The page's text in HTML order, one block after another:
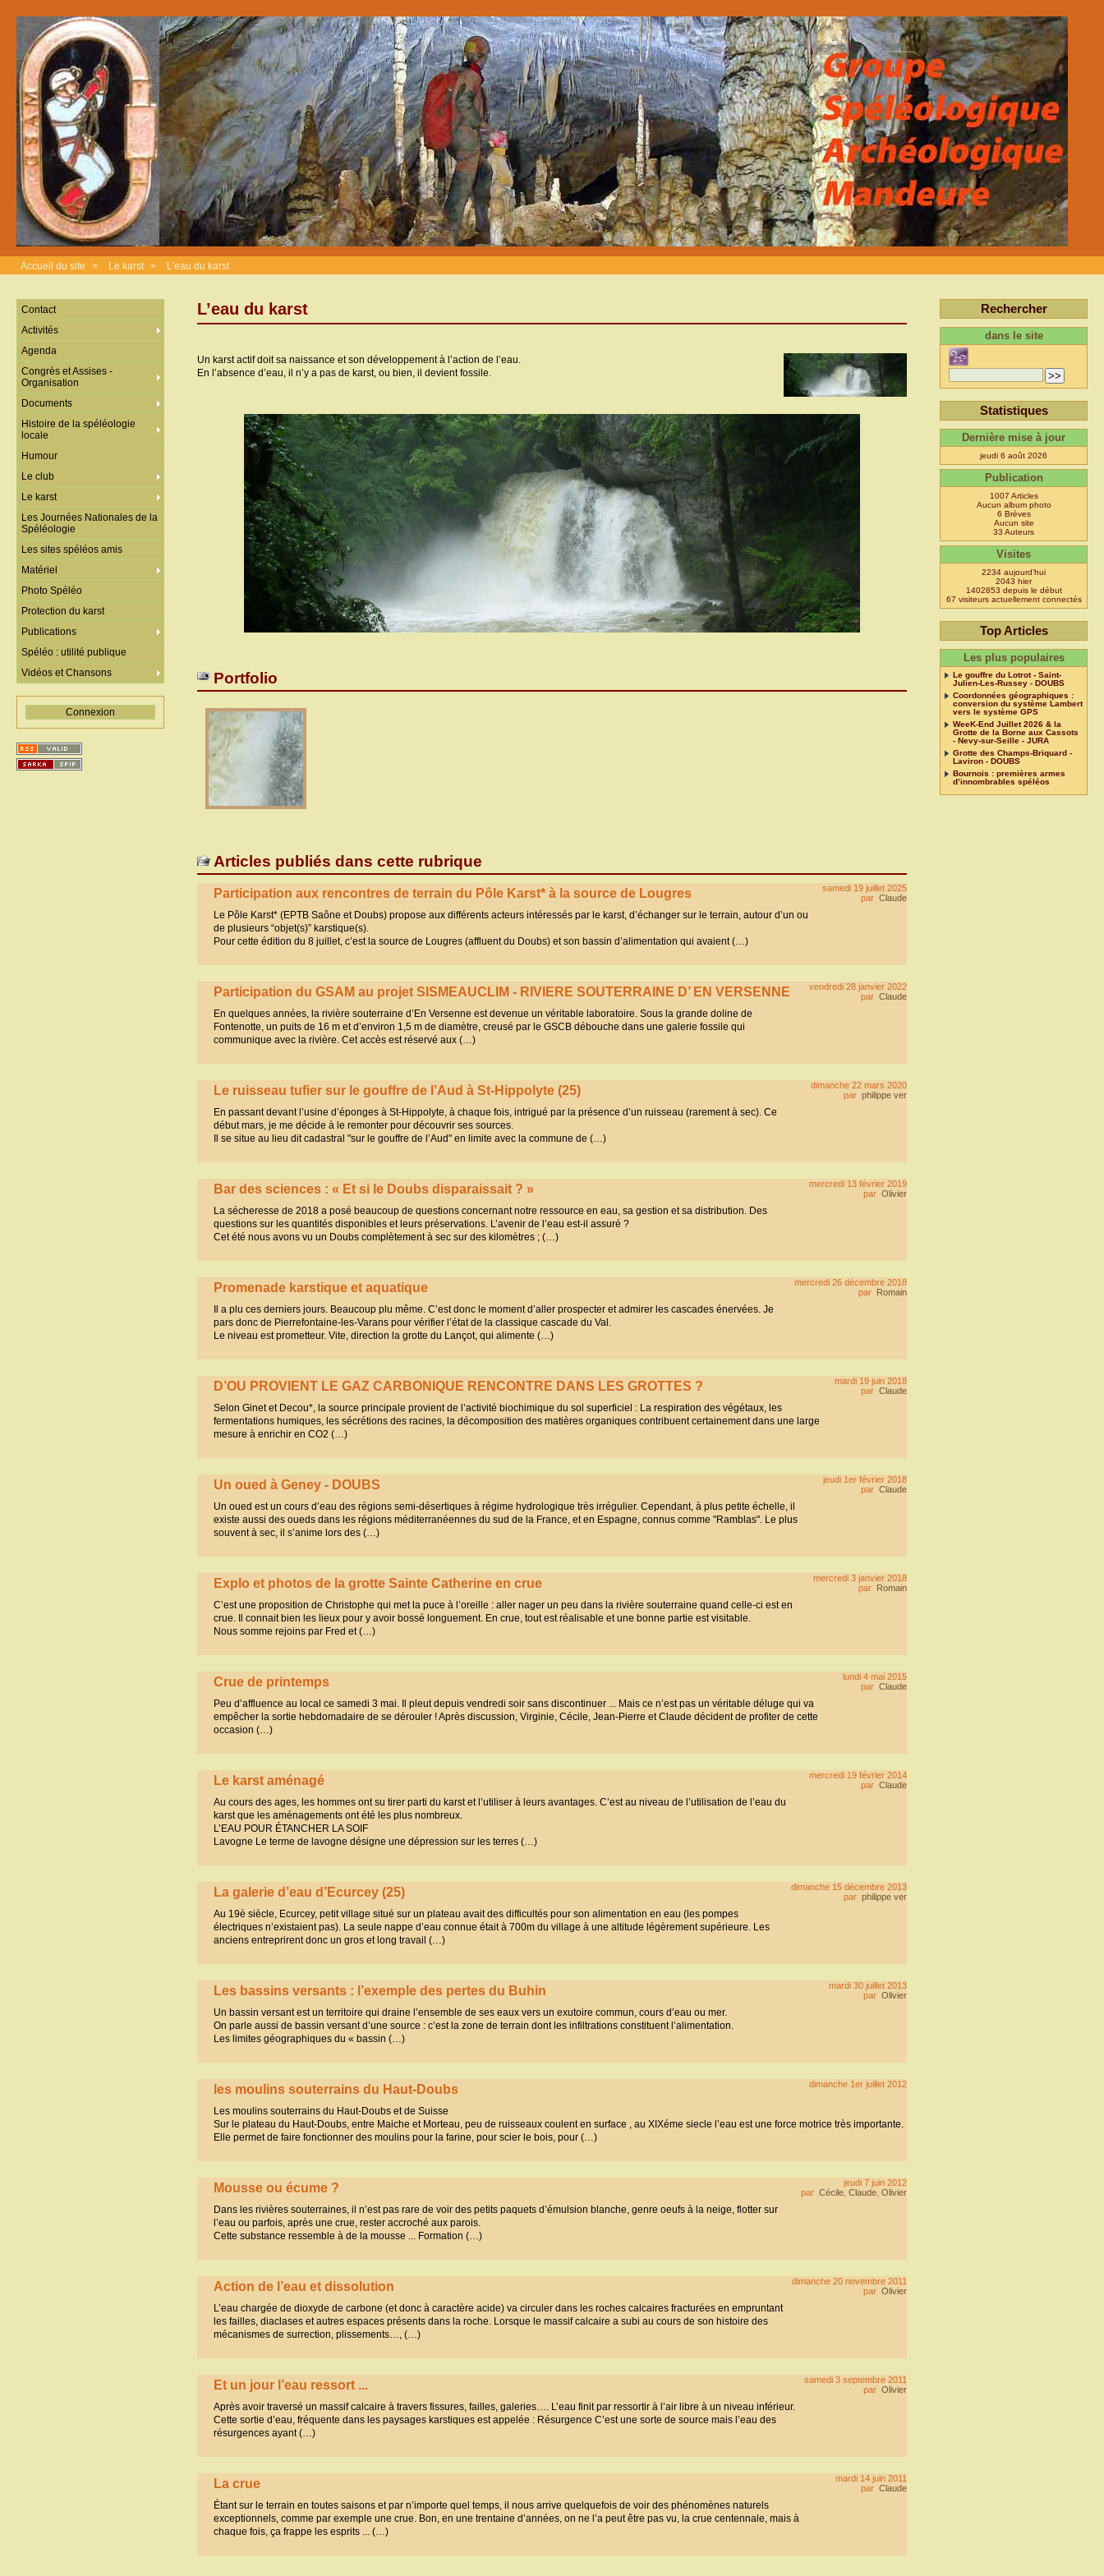
Accueil du site > Le karst > L’eau du karst
L’eau du karst
Un karst actif doit sa naissance et son développement à l’action de l’eau.
En l’absence d’eau, il n’y a pas de karst, ou bien, il devient fossile.
Portfolio
Articles publiés dans cette rubrique
samedi 19 juillet 2025
par Claude
Participation aux rencontres de terrain du Pôle Karst* à la source de Lougres
Le Pôle Karst* (EPTB Saône et Doubs) propose aux différents acteurs intéressés par le karst, d’échanger sur le terrain, autour d’un ou
de plusieurs “objet(s)” karstique(s).
Pour cette édition du 8 juillet, c’est la source de Lougres (affluent du Doubs) et son bassin d’alimentation qui avaient (…)
vendredi 28 janvier 2022
par Claude
Participation du GSAM au projet SISMEAUCLIM - RIVIERE SOUTERRAINE D’ EN VERSENNE
En quelques années, la rivière souterraine d’En Versenne est devenue un véritable laboratoire. Sous la grande doline de
Fontenotte, un puits de 16 m et d’environ 1,5 m de diamètre, creusé par le GSCB débouche dans une galerie fossile qui
communique avec la rivière. Cet accès est réservé aux (…)
dimanche 22 mars 2020
par philippe ver
Le ruisseau tufier sur le gouffre de l’Aud à St-Hippolyte (25)
En passant devant l’usine d’éponges à St-Hippolyte, à chaque fois, intrigué par la présence d’un ruisseau (rarement à sec). Ce
début mars, je me décide à le remonter pour découvrir ses sources.
Il se situe au lieu dit cadastral "sur le gouffre de l’Aud" en limite avec la commune de (…)
mercredi 13 février 2019
par Olivier
Bar des sciences : « Et si le Doubs disparaissait ? »
La sécheresse de 2018 a posé beaucoup de questions concernant notre ressource en eau, sa gestion et sa distribution. Des
questions sur les quantités disponibles et leurs préservations. L’avenir de l’eau est-il assuré ?
Cet été nous avons vu un Doubs complètement à sec sur des kilomètres ; (…)
mercredi 26 décembre 2018
par Romain
Promenade karstique et aquatique
Il a plu ces derniers jours. Beaucoup plu même. C’est donc le moment d’aller prospecter et admirer les cascades énervées. Je
pars donc de Pierrefontaine-les-Varans pour vérifier l’état de la classique cascade du Val.
Le niveau est prometteur. Vite, direction la grotte du Lançot, qui alimente (…)
mardi 19 juin 2018
par Claude
D’OU PROVIENT LE GAZ CARBONIQUE RENCONTRE DANS LES GROTTES ?
Selon Ginet et Decou*, la source principale provient de l’activité biochimique du sol superficiel : La respiration des végétaux, les
fermentations humiques, les sécrétions des racines, la décomposition des matières organiques contribuent certainement dans une large
mesure à enrichir en CO2 (…)
jeudi 1er février 2018
par Claude
Un oued à Geney - DOUBS
Un oued est un cours d’eau des régions semi-désertiques à régime hydrologique très irrégulier. Cependant, à plus petite échelle, il
existe aussi des oueds dans les régions méditerranéennes du sud de la France, et en Espagne, connus comme "Ramblas". Le plus
souvent à sec, il s’anime lors des (…)
mercredi 3 janvier 2018
par Romain
Explo et photos de la grotte Sainte Catherine en crue
C’est une proposition de Christophe qui met la puce à l’oreille : aller nager un peu dans la rivière souterraine quand celle-ci est en
crue. Il connait bien les lieux pour y avoir bossé longuement. En crue, tout est réalisable et une bonne partie est visitable.
Nous somme rejoins par Fred et (…)
lundi 4 mai 2015
par Claude
Crue de printemps
Peu d’affluence au local ce samedi 3 mai. Il pleut depuis vendredi soir sans discontinuer ... Mais ce n’est pas un véritable déluge qui va
empêcher la sortie hebdomadaire de se dérouler ! Après discussion, Virginie, Cécile, Jean-Pierre et Claude décident de profiter de cette
occasion (…)
mercredi 19 février 2014
par Claude
Le karst aménagé
Au cours des ages, les hommes ont su tirer parti du karst et l’utiliser à leurs avantages. C’est au niveau de l’utilisation de l’eau du
karst que les aménagements ont été les plus nombreux.
L’EAU POUR ÉTANCHER LA SOIF
Lavogne Le terme de lavogne désigne une dépression sur les terres (…)
dimanche 15 décembre 2013
par philippe ver
La galerie d’eau d’Ecurcey (25)
Au 19è siècle, Ecurcey, petit village situé sur un plateau avait des difficultés pour son alimentation en eau (les pompes
électriques n’existaient pas). La seule nappe d’eau connue était à 700m du village à une altitude légèrement supérieure. Les
anciens entreprirent donc un gros et long travail (…)
mardi 30 juillet 2013
par Olivier
Les bassins versants : l’exemple des pertes du Buhin
Un bassin versant est un territoire qui draine l’ensemble de ses eaux vers un exutoire commun, cours d’eau ou mer.
On parle aussi de bassin versant d’une source : c’est la zone de terrain dont les infiltrations constituent l’alimentation.
Les limites géographiques du « bassin (…)
dimanche 1er juillet 2012
les moulins souterrains du Haut-Doubs
Les moulins souterrains du Haut-Doubs et de Suisse
Sur le plateau du Haut-Doubs, entre Maiche et Morteau, peu de ruisseaux coulent en surface , au XIXéme siecle l’eau est une force motrice très importante.
Elle permet de faire fonctionner des moulins pour la farine, pour scier le bois, pour (…)
jeudi 7 juin 2012
par Cécile Claude Olivier
Mousse ou écume ?
Dans les rivières souterraines, il n’est pas rare de voir des petits paquets d’émulsion blanche, genre oeufs à la neige, flotter sur
l’eau ou parfois, après une crue, rester accroché aux parois.
Cette substance ressemble à de la mousse ... Formation (…)
dimanche 20 novembre 2011
par Olivier
Action de l’eau et dissolution
L’eau chargée de dioxyde de carbone (et donc à caractère acide) va circuler dans les roches calcaires fracturées en empruntant
les failles, diaclases et autres espaces présents dans la roche. Lorsque le massif calcaire a subi au cours de son histoire des
mécanismes de surrection, plissements…, (…)
samedi 3 septembre 2011
par Olivier
Et un jour l’eau ressort ...
Après avoir traversé un massif calcaire à travers fissures, failles, galeries…. L’eau finit par ressortir à l’air libre à un niveau inférieur.
Cette sortie d’eau, fréquente dans les paysages karstiques est appelée : Résurgence C’est une sorte de source mais l’eau des
résurgences ayant (…)
mardi 14 juin 2011
par Claude
La crue
Étant sur le terrain en toutes saisons et par n’importe quel temps, il nous arrive quelquefois de voir des phénomènes naturels
exceptionnels, comme par exemple une crue. Bon, en une trentaine d’années, on ne l’a peut être pas vu, la crue centennale, mais à
chaque fois, ça frappe les esprits ... (…)
Contact
Activités
Agenda
Congrès et Assises -
Organisation
Documents
Histoire de la spéléologie
locale
Humour
Le club
Le karst
Les Journées Nationales de la
Spéléologie
Les sites spéléos amis
Matériel
Photo Spéléo
Protection du karst
Publications
Spéléo : utilité publique
Vidéos et Chansons
Connexion
Rechercher
dans le site
Statistiques
Dernière mise à jour
jeudi 6 août 2026
Publication
1007 Articles
Aucun album photo
6 Brèves
Aucun site
33 Auteurs
Visites
2234 aujourd’hui
2043 hier
1402853 depuis le début
67 visiteurs actuellement connectés
Top Articles
Les plus populaires
Le gouffre du Lotrot - Saint-
Julien-Les-Russey - DOUBS
Coordonnées géographiques :
conversion du système Lambert
vers le système GPS
WeeK-End Juillet 2026 & la
Grotte de la Borne aux Cassots
- Nevy-sur-Seille - JURA
Grotte des Champs-Briquard -
Laviron - DOUBS
Bournois : premières armes
d’innombrables spéléos